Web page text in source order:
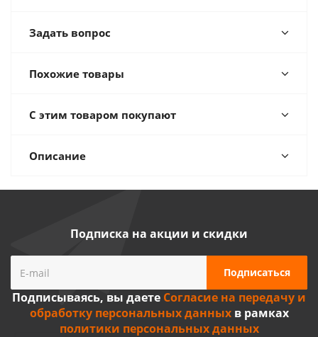
Задать вопрос
Похожие товары
С этим товаром покупают
Описание
Подписка на акции и скидки
Подписываясь, вы даете Согласие на передачу и
обработку персональных данныхв рамках
политики персональных данных